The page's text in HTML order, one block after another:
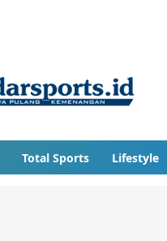
Total Sports Lifestyle